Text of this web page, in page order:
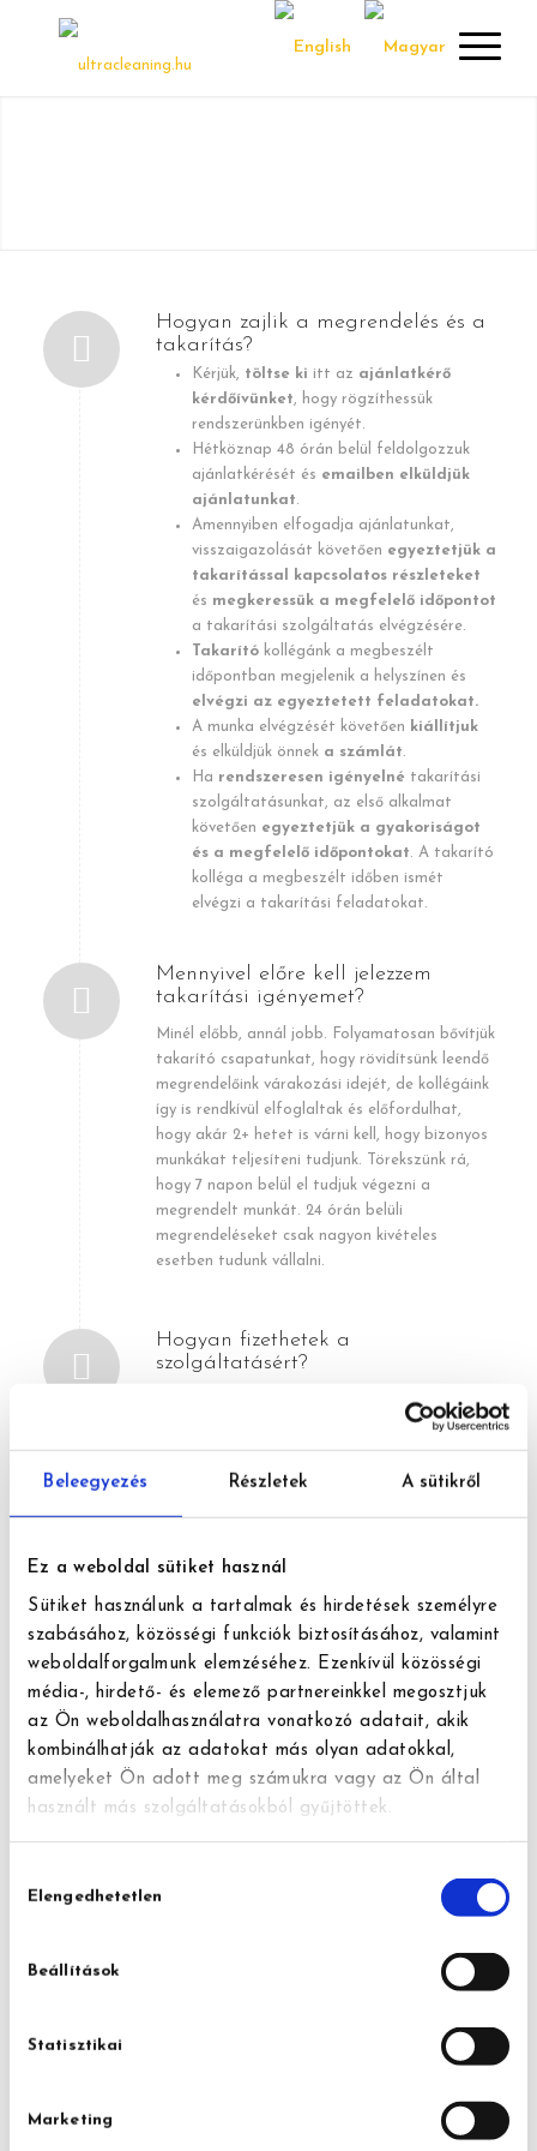
Beleegyezés Részletek A sütikről
Ez a weboldal sütiket használ
Sütiket használunk a tartalmak és hirdetések személyre
szabásához, közösségi funkciók biztosításához, valamint
weboldalforgalmunk elemzéséhez. Ezenkívül közösségi
média-, hirdető- és elemező partnereinkkel megosztjuk
az Ön weboldalhasználatra vonatkozó adatait, akik
kombinálhatják az adatokat más olyan adatokkal,
amelyeket Ön adott meg számukra vagy az Ön által
használt más szolgáltatásokból gyűjtöttek.
kiválasztása
Elengedhetetlen
Beállítások
Statisztikai
Marketing
Hogyan zajlik a megrendelés és a
takarítás?
Kérjük, töltse ki itt az ajánlatkérő
kérdőívünket, hogy rögzíthessük
rendszerünkben igényét.
Hétköznap 48 órán belül feldolgozzuk
ajánlatkérését és emailben elküldjük
ajánlatunkat.
Amennyiben elfogadja ajánlatunkat,
visszaigazolását követően egyeztetjük a
takarítással kapcsolatos részleteket
és megkeressük a megfelelő időpontot
a takarítási szolgáltatás elvégzésére.
Takarítókollégánk a megbeszélt
időpontban megjelenik a helyszínen és
elvégzi az egyeztetett feladatokat.
A munka elvégzését követően
kiállítjuk
és elküldjük önnek a számlát.
Ha rendszeresen igényelné takarítási
szolgáltatásunkat, az első alkalmat
követően egyeztetjük a gyakoriságot
és a megfelelő időpontokat. A takarító
kolléga a megbeszélt időben ismét
elvégzi a takarítási feladatokat.
Mennyivel előre kell jelezzem
takarítási igényemet?
Minél előbb, annál jobb. Folyamatosan bővítjük
takarító csapatunkat, hogy rövidítsünk leendő
megrendelőink várakozási idejét, de kollégáink
így is rendkívül elfoglaltak és előfordulhat,
hogy akár 2+ hetet is várni kell, hogy bizonyos
munkákat teljesíteni tudjunk. Törekszünk rá,
hogy 7 napon belül el tudjuk végezni a
megrendelt munkát. 24 órán belüli
megrendeléseket csak nagyon kivételes
esetben tudunk vállalni.
Hogyan fizethetek a
szolgáltatásért?
Megrendelőink a takarítási szolgáltatás díját
takarítás ideje alatt?
Nem szükséges. Első/alkalmi megrendelésnél
célszerű a takarítóval személyesen egyeztetni
a takarítás kezdetén, illetve az elkészült
munkát ily módon átvenni, de közben önállóan
tudja végezni a feladatát.
Ha rendszeres jelleggel rendelek
takarítást, ugyanaz a takarító
Törekszünk rá, hogy rendszeres megrendelés
feladatokat. Amennyiben ez a kolléga nem
elérhető, helyettesítést vagy átütemezést
Van-e lehetőség előzetes helyszíni